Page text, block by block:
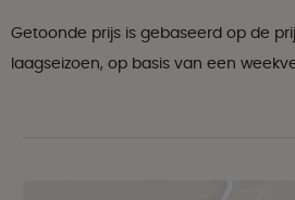
Getoonde prijs is gebaseerd op de
laagseizoen, op basis van een